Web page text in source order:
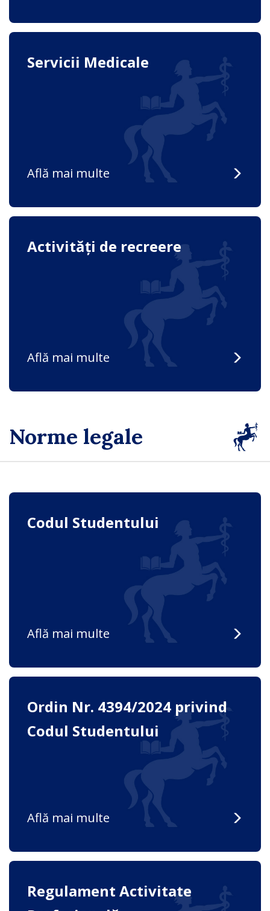
Servicii Medicale
Află mai multe
Activități de recreere
Află mai multe
Norme legale
Codul Studentului
Află mai multe
Ordin Nr. 4394/2024 privind
Codul Studentului
Află mai multe
Regulament Activitate